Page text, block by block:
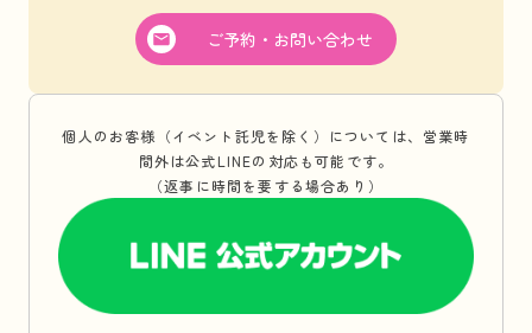
ご予約・お問い合わせ
個人のお客様（イベント託児を除く）については、営業時
間外は公式LINEの対応も可能です。
（返事に時間を要する場合あり）